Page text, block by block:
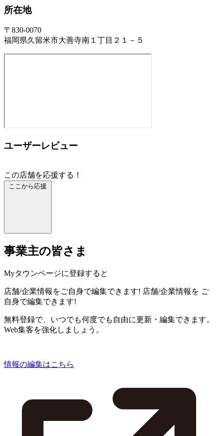
所在地
〒830-0070
福岡県久留米市大善寺南１丁目２１－５
ユーザーレビュー
この店舗を応援する！
ここから応援
事業主の皆さま
Myタウンページに登録すると
店舗/企業情報をご自身で編集できます! 店舗/企業情報を ご
自身で編集できます!
無料登録で、いつでも何度でも自由に更新・編集できます。
Web集客を強化しましょう。
情報の編集はこちら